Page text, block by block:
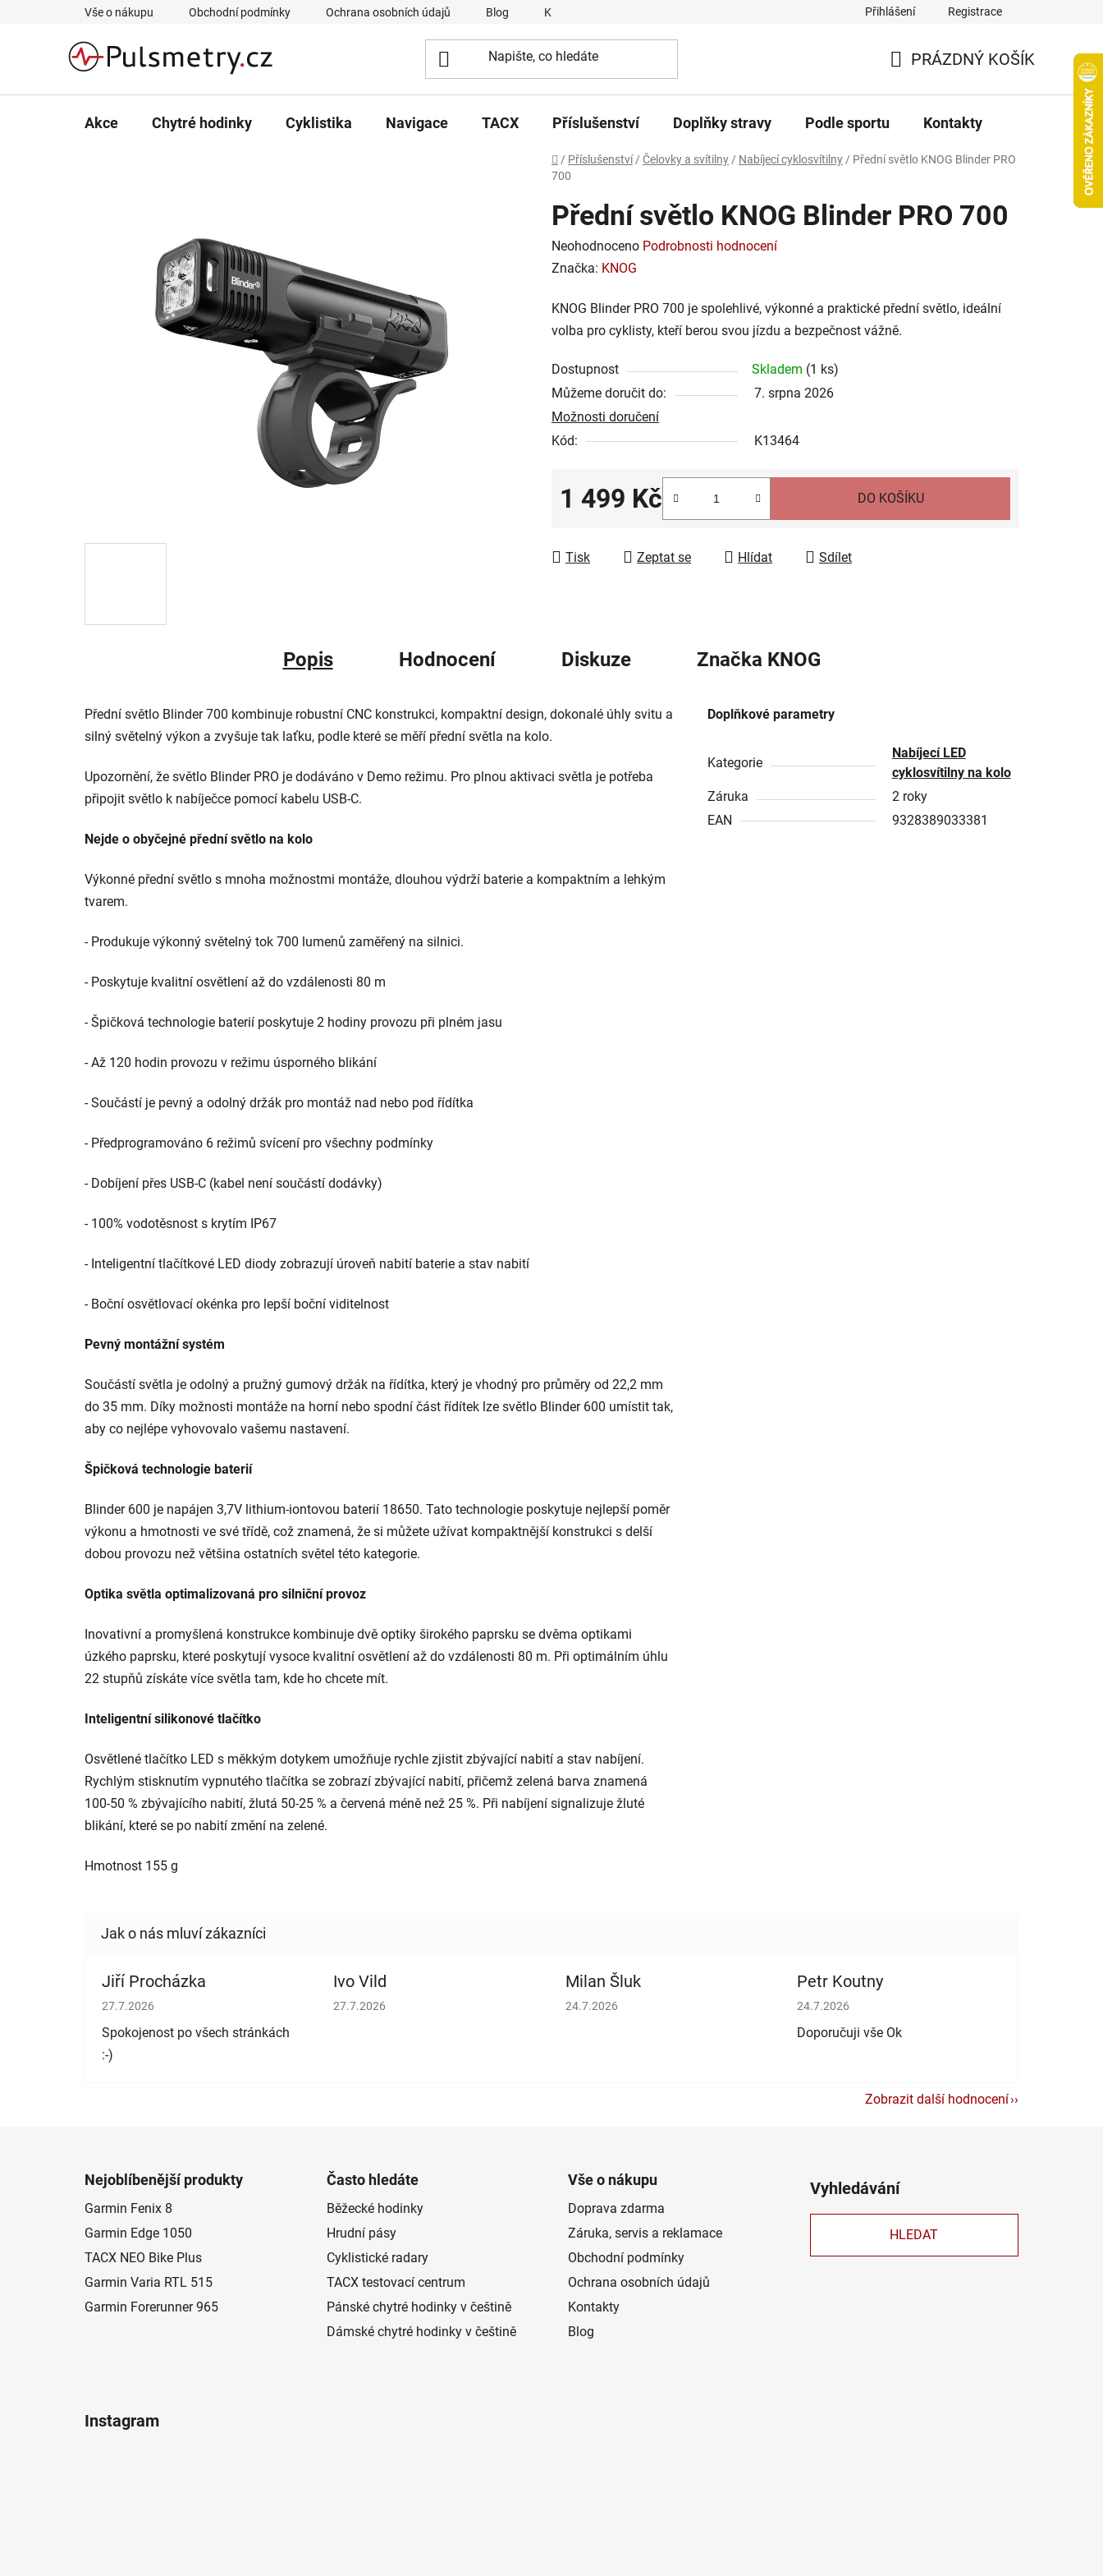
Vše o nákupu Obchodní podmínky Ochrana osobních údajů Blog Kontakty Přihlášení Registrace
KOŠÍK
PRÁZDNÝ KOŠÍK
Akce Chytré hodinky Cyklistika Navigace TACX Příslušenství Doplňky stravy Podle sportu Kontakty
Domů
/ Příslušenství / Čelovky a svítilny / Nabíjecí cyklosvítilny / Přední světlo KNOG Blinder PRO
700
Přední světlo KNOG Blinder PRO 700
Průměrné
hodnocení
je
0,0
5
hvězdiček.
Neohodnoceno Podrobnosti hodnocení
Značka: KNOG
KNOG Blinder PRO 700 je spolehlivé, výkonné a praktické přední světlo, ideální
volba pro cyklisty, kteří berou svou jízdu a bezpečnost vážně.
Dostupnost Skladem (1 ks)
Můžeme doručit do:
7. srpna 2026
Možnosti doručení
Kód:
K13464
1 499 Kč DO KOŠÍKU
Tisk Zeptat se Hlídat Sdílet
Popis Hodnocení Diskuze Značka KNOG
Přední světlo Blinder 700 kombinuje robustní CNC konstrukci, kompaktní design, dokonalé úhly svitu a
silný světelný výkon a zvyšuje tak laťku, podle které se měří přední světla na kolo.
Upozornění, že světlo Blinder PRO je dodáváno v Demo režimu. Pro plnou aktivaci světla je potřeba
připojit světlo k nabíječce pomocí kabelu USB-C.
Nejde o obyčejné přední světlo na kolo
Výkonné přední světlo s mnoha možnostmi montáže, dlouhou výdrží baterie a kompaktním a lehkým
tvarem.
- Produkuje výkonný světelný tok 700 lumenů zaměřený na silnici.
- Poskytuje kvalitní osvětlení až do vzdálenosti 80 m
- Špičková technologie baterií poskytuje 2 hodiny provozu při plném jasu
- Až 120 hodin provozu v režimu úsporného blikání
- Součástí je pevný a odolný držák pro montáž nad nebo pod řídítka
- Předprogramováno 6 režimů svícení pro všechny podmínky
- Dobíjení přes USB-C (kabel není součástí dodávky)
- 100% vodotěsnost s krytím IP67
- Inteligentní tlačítkové LED diody zobrazují úroveň nabití baterie a stav nabití
- Boční osvětlovací okénka pro lepší boční viditelnost
Pevný montážní systém
Součástí světla je odolný a pružný gumový držák na řídítka, který je vhodný pro průměry od 22,2 mm
do 35 mm. Díky možnosti montáže na horní nebo spodní část řídítek lze světlo Blinder 600 umístit tak,
aby co nejlépe vyhovovalo vašemu nastavení.
Špičková technologie baterií
Blinder 600 je napájen 3,7V lithium-iontovou baterií 18650. Tato technologie poskytuje nejlepší poměr
výkonu a hmotnosti ve své třídě, což znamená, že si můžete užívat kompaktnější konstrukci s delší
dobou provozu než většina ostatních světel této kategorie.
Optika světla optimalizovaná pro silniční provoz
Inovativní a promyšlená konstrukce kombinuje dvě optiky širokého paprsku se dvěma optikami
úzkého paprsku, které poskytují vysoce kvalitní osvětlení až do vzdálenosti 80 m. Při optimálním úhlu
22 stupňů získáte více světla tam, kde ho chcete mít.
Inteligentní silikonové tlačítko
Osvětlené tlačítko LED s měkkým dotykem umožňuje rychle zjistit zbývající nabití a stav nabíjení.
Rychlým stisknutím vypnutého tlačítka se zobrazí zbývající nabití, přičemž zelená barva znamená
100-50 % zbývajícího nabití, žlutá 50-25 % a červená méně než 25 %. Při nabíjení signalizuje žluté
blikání, které se po nabití změní na zelené.
Hmotnost 155 g
Doplňkové parametry
Kategorie
Nabíjecí LED
cyklosvítilny na kolo
Záruka
2 roky
EAN
9328389033381
Jiří Procházka
Hodnocení obchodu je 5 z 5 hvězdiček.
27.7.2026
Spokojenost po všech stránkách
:-)
Ivo Vild
Hodnocení obchodu je 5 z 5 hvězdiček.
27.7.2026
Milan Šluk
Hodnocení obchodu je 5 z 5 hvězdiček.
24.7.2026
Petr Koutny
Hodnocení obchodu je 5 z 5 hvězdiček.
24.7.2026
Doporučuji vše Ok
Zobrazit další hodnocení
Nejoblíbenější produkty
Garmin Fenix 8
Garmin Edge 1050
TACX NEO Bike Plus
Garmin Varia RTL 515
Garmin Forerunner 965
Často hledáte
Běžecké hodinky
Hrudní pásy
Cyklistické radary
TACX testovací centrum
Pánské chytré hodinky v češtině
Dámské chytré hodinky v češtině
Vše o nákupu
Doprava zdarma
Záruka, servis a reklamace
Obchodní podmínky
Ochrana osobních údajů
Kontakty
Blog
Vyhledávání
HLEDAT
Instagram